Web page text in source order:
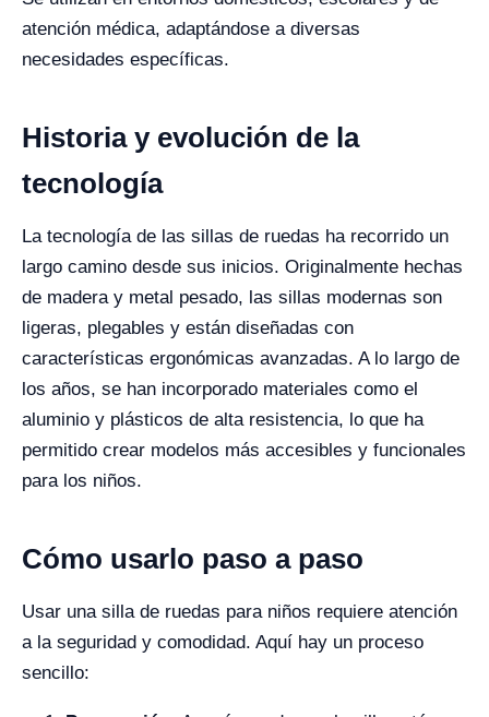
atención médica, adaptándose a diversas
necesidades específicas.
Historia y evolución de la
tecnología
La tecnología de las sillas de ruedas ha recorrido un
largo camino desde sus inicios. Originalmente hechas
de madera y metal pesado, las sillas modernas son
ligeras, plegables y están diseñadas con
características ergonómicas avanzadas. A lo largo de
los años, se han incorporado materiales como el
aluminio y plásticos de alta resistencia, lo que ha
permitido crear modelos más accesibles y funcionales
para los niños.
Cómo usarlo paso a paso
Usar una silla de ruedas para niños requiere atención
a la seguridad y comodidad. Aquí hay un proceso
sencillo: